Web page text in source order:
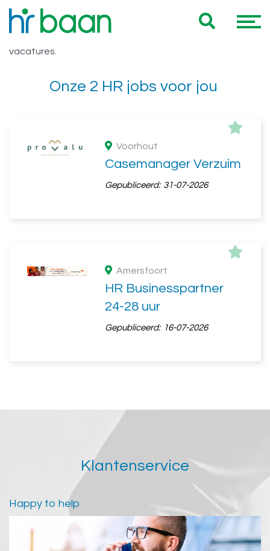
Vacatures 24 uur
Hieronder vind je een overzicht van al onze 24 uur
vacatures.
Onze 2 HR jobs voor jou
Voorhout
Casemanager Verzuim
Gepubliceerd: 31-07-2026
Amersfoort
HR Businesspartner
24-28 uur
Gepubliceerd: 16-07-2026
Klantenservice
Happy to help